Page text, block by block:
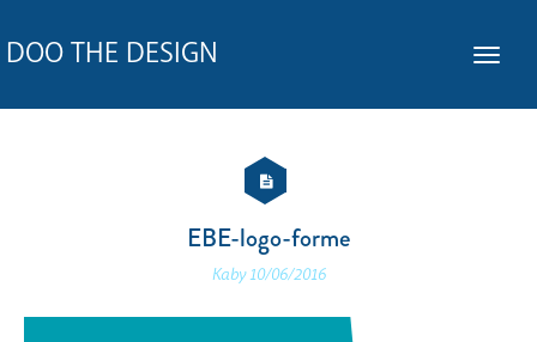
DOO THE DESIGN
EBE-logo-forme
Kaby10/06/2016